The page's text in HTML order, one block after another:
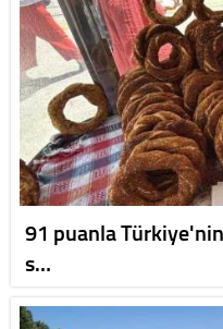
91 puanla
s…